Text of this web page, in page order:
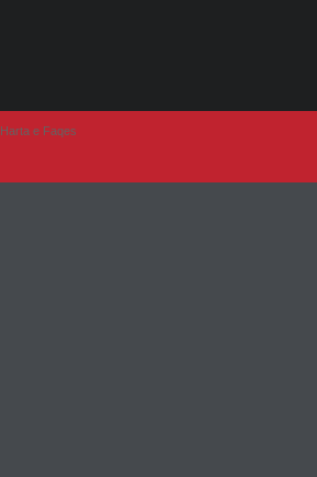
Harta e Faqes